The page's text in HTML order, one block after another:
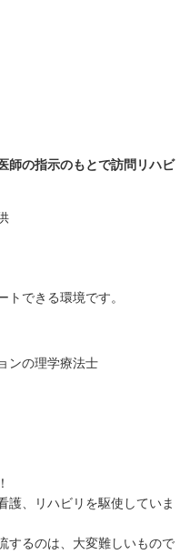
師の指示のもとで訪問リハビ
できる環境です。
ンの理学療法士
護、リハビリを駆使していま
するのは、大変難しいもので